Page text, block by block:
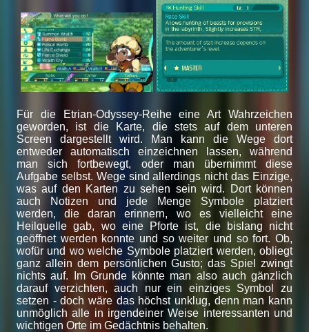
Für die Etrian-Odyssey-Reihe eine Art Wahrzeichen
geworden, ist die Karte, die stets auf dem unteren
Screen dargestellt wird. Man kann die Wege dort
entweder automatisch einzeichnen lassen, während
man sich fortbewegt, oder man übernimmt diese
Aufgabe selbst. Wege sind allerdings nicht das Einzige,
was auf den Karten zu sehen sein wird. Dort können
auch Notizen und jede Menge Symbole platziert
werden, die daran erinnern, wo es vielleicht eine
Heilquelle gab, wo eine Pforte ist, die bislang nicht
geöffnet werden konnte und so weiter und so fort. Ob,
wofür und wo welche Symbole platziert werden, obliegt
ganz allein dem persönlichen Gusto; das Spiel zwingt
nichts auf. Im Grunde könnte man also auch gänzlich
darauf verzichten, auch nur ein einziges Symbol zu
setzen - doch wäre das höchst unklug, denn man kann
unmöglich alle in irgendeiner Weise interessanten und
wichtigen Orte im Gedächtnis behalten.